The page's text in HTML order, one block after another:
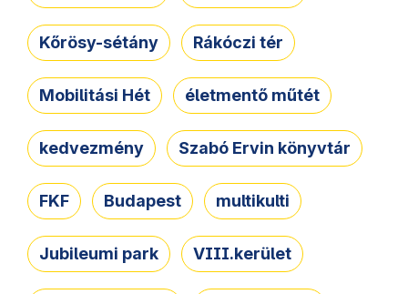
Kőrösy-sétány Rákóczi tér
Mobilitási Hét életmentő műtét
kedvezmény Szabó Ervin könyvtár
FKF Budapest multikulti
Jubileumi park VIII.kerület